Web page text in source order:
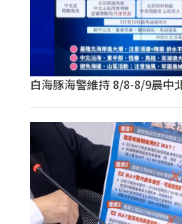
白海豚海警維持 8/8-8/9晨中